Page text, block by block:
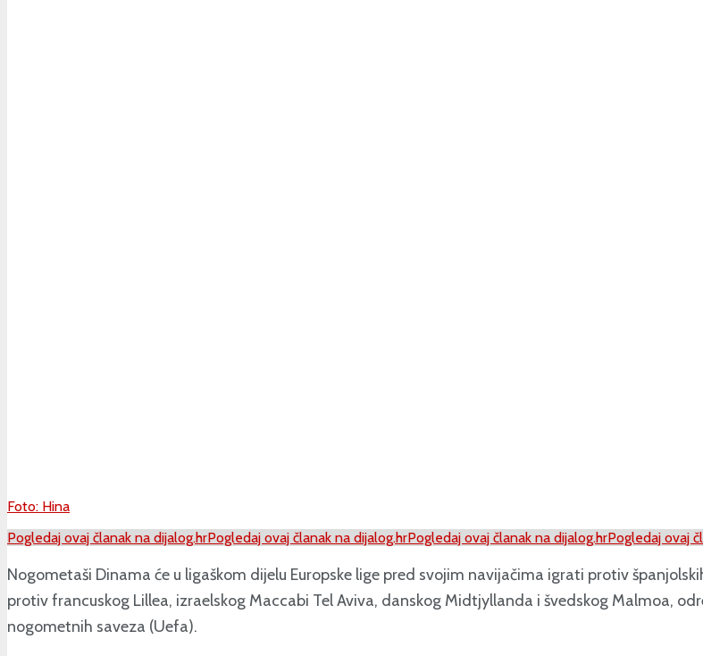
Foto: Hina
Pogledaj ovaj članak na dijalog.hrPogledaj ovaj članak na dijalog.hrPogledaj ovaj članak na dijalog.hrPogledaj ovaj
Nogometaši Dinama će u ligaškom dijelu Europske lige pred svojim navijačima igrati protiv
protiv francuskog Lillea, izraelskog Maccabi Tel Aviva, danskog Midtjyllanda i švedskog Malmoa,
nogometnih saveza (Uefa).